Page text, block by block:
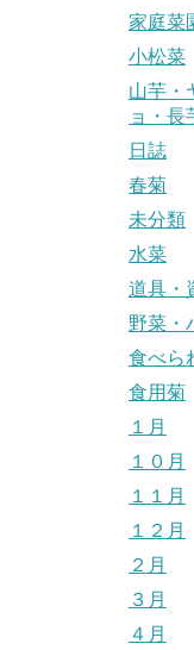
家庭菜
小松菜
山芋・
ョ・長
日誌
春菊
未分類
水菜
道具・
野菜・
食べら
食用菊
１月
１０月
１１月
１２月
２月
３月
４月